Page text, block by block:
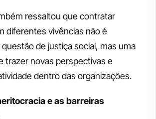
ressaltou que contratar
diferentes vivências não é
de justiça social, mas uma
trazer novas perspectivas e
dentro das organizações.
e as barreiras